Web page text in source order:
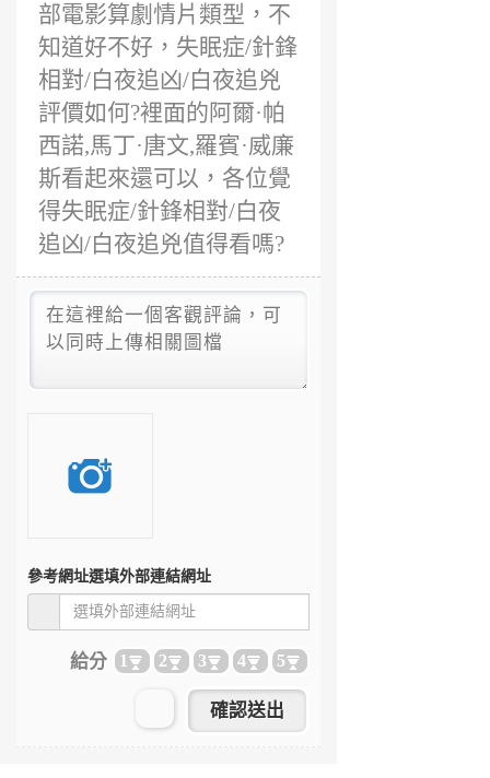
部電影算劇情片類型，不
知道好不好，失眠症/針鋒
相對/白夜追凶/白夜追兇
評價如何?裡面的阿爾·帕
西諾,馬丁·唐文,羅賓·威廉
斯看起來還可以，各位覺
得失眠症/針鋒相對/白夜
追凶/白夜追兇值得看嗎?
參考網址選填外部連結網址
給分 1 2 3 4 5